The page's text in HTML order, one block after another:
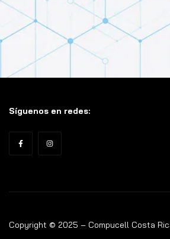
Síguenos en redes:
Copyright © 2025 – Compucell Costa